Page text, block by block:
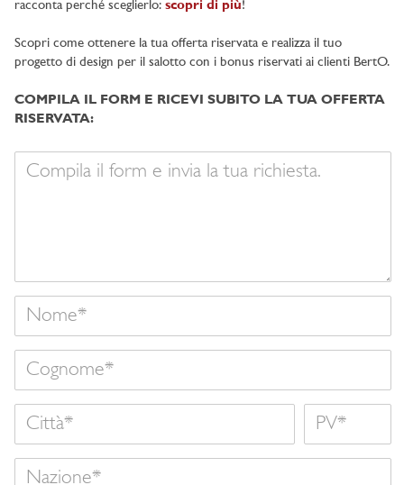
racconta perché sceglierlo: scopri di più!
Scopri come ottenere la tua offerta riservata e realizza il tuo
progetto di design per il salotto con i bonus riservati ai clienti BertO.
COMPILA IL FORM E RICEVI SUBITO LA TUA OFFERTA
RISERVATA:
tuo
Nome
Cognome
Città Nome
Nazione